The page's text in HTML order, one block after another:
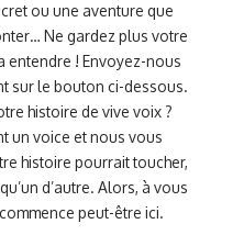
ou une aventure que
Ne gardez plus votre
entendre ! Envoyez-nous
sur le bouton ci-dessous.
histoire de vive voix ?
un voice et nous vous
histoire pourrait toucher,
d’autre. Alors, à vous
peut-être ici.